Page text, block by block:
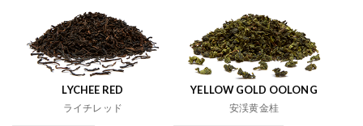
LYCHEE RED
ライチレッド
YELLOW GOLD OOLONG
安渓黄金桂